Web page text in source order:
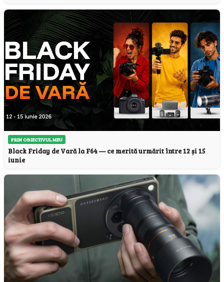
PRIN OBIECTIVUL MEU
Black Friday de Vară la F64 — ce merită urmărit între 12 și 15
iunie